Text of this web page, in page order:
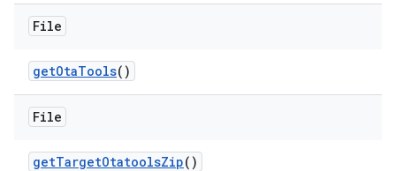
File
getOtaTools()
File
getTargetOtatoolsZip()